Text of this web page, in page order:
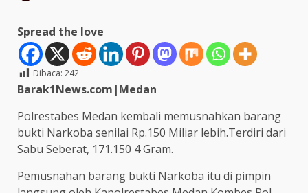
Spread the love
Dibaca: 242
Barak1News.com|Medan
Polrestabes Medan kembali memusnahkan barang
bukti Narkoba senilai Rp.150 Miliar lebih.Terdiri dari
Sabu Seberat, 171.150 4 Gram.
Pemusnahan barang bukti Narkoba itu di pimpin